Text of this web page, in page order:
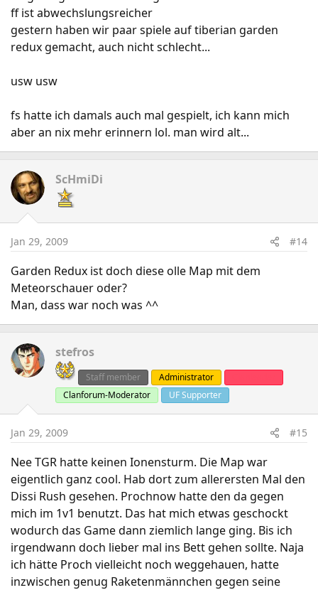
ff ist abwechslungsreicher
gestern haben wir paar spiele auf tiberian garden
redux gemacht, auch nicht schlecht...
usw usw
fs hatte ich damals auch mal gespielt, ich kann mich
aber an nix mehr erinnern lol. man wird alt...
ScHmiDi
Jan 29, 2009 #14
Garden Redux ist doch diese olle Map mit dem
Meteorschauer oder?
Man, dass war noch was ^^
stefros
Staff member Administrator
Clanforum-Moderator
UF Supporter
Jan 29, 2009 #15
Nee TGR hatte keinen Ionensturm. Die Map war
eigentlich ganz cool. Hab dort zum allerersten Mal den
Dissi Rush gesehen. Prochnow hatte den da gegen
mich im 1v1 benutzt. Das hat mich etwas geschockt
wodurch das Game dann ziemlich lange ging. Bis ich
irgendwann doch lieber mal ins Bett gehen sollte. Naja
ich hätte Proch vielleicht noch weggehauen, hatte
inzwischen genug Raketenmännchen gegen seine